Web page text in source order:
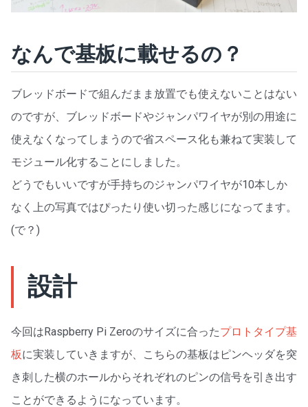
なんで基板に載せるの？
ブレッドボードで組んだまま放置でも使えないことはない
のですが、ブレッドボードやジャンパワイヤが別の用途に
使えなくなってしまうので省スペース化も兼ねて実装して
モジュール化することにしました。
どうでもいいですが手持ちのジャンパワイヤが10本しか
なく上の写真ではぴったり使い切った感じになってます。
(で？)
設計
今回はRaspberry Pi Zeroのサイズに合ったプロトタイプ基
板に実装していきますが、こちらの基板はピンヘッダを突
き刺した横のホールからそれぞれのピンの信号を引き出す
ことができるようになっています。